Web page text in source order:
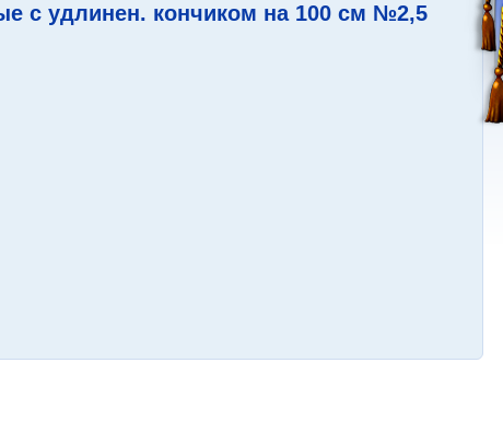
с удлинен. кончиком на 100 см №2,5